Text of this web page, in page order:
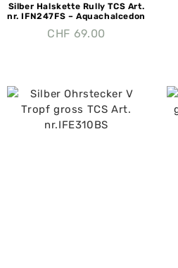
Silber Halskette Rully TCS Art.
nr. IFN247FS – Aquachalcedon
CHF 69.00